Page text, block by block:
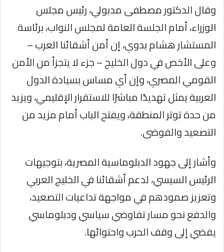
وقال الدكتور مصطفى مدبولي، رئيس مجلس
الوزراء، أمام الجلسة العامة لمجلس النواب، برئاسة
المستشار هشام بدوي، إن أمن أشقائنا العرب –
وعلى الأخص في دول الخليج – جزء لا يتجزأ من الأمن
القومي المصري، وإن أي مساس بسيادة الدول
العربية يمثل تهديدًا مباشرًا للاستقرار الإقليمي، ويزيد
من حدة توتر المنطقة، ويفتح الباب أمام مزيد من
التصعيد والفوضى.
وأشار إلى جهود الدبلوماسية المصرية، بتوجيهات
الرئيس السيسي، لدعم أشقائنا في الخليج العربي
وتعزيز صمودهم في مواجهة تداعيات التصعيد،
والدفع نحو مسار تفاوضي سياسي ودبلوماسي
يفضي إلى وقف الحرب واحتوائها.